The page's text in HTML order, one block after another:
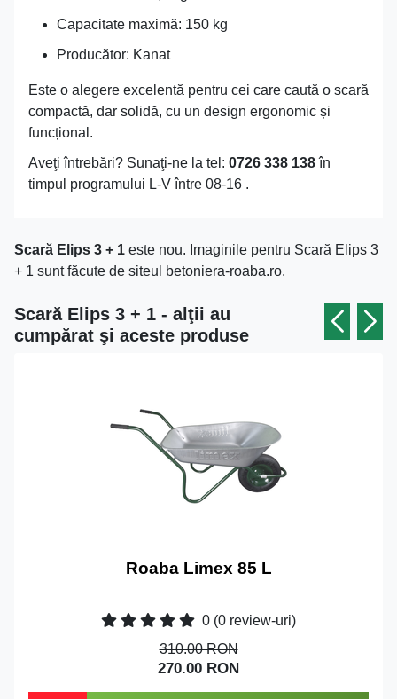
Capacitate maximă: 150 kg
Producător: Kanat
Este o alegere excelentă pentru cei care caută o scară
compactă, dar solidă, cu un design ergonomic și
funcțional.
Aveţi întrebări? Sunaţi-ne la tel: 0726 338 138în
timpul programului L-V între 08-16 .
Scară Elips 3 + 1 este nou. Imaginile pentru Scară Elips 3
+ 1 sunt făcute de siteul betoniera-roaba.ro.
Scară Elips 3 + 1 - alţii au
cumpărat şi aceste produse
Roaba Limex 85 L
0 (0 review-uri)
310.00 RON
270.00 RON